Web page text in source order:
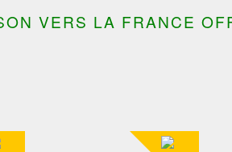
VERS LA FRANCE